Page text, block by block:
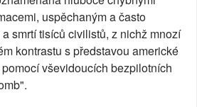
uspěchaným a často
smrtí tisíců civilistů, z nichž mnozí
kontrastu s představou americké
vševidoucích bezpilotních